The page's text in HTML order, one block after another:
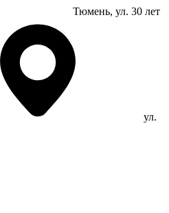
Тюмень, ул. 30 лет
ул.